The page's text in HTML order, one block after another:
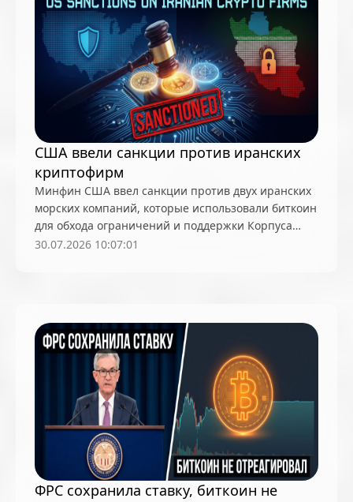
США ввели санкции против иранских
криптофирм
Минфин США ввел санкции против двух иранских
морских компаний, которые использовали биткоин
для обхода ограничений и поддержки Корпуса
стражей исламской революции
30.07.2026 10:07:01
ФРС сохранила ставку, биткоин не